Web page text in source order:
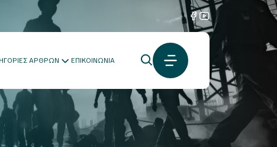
ΑΡΘΡΩΝ ΕΠΙΚΟΙΝΩΝΙΑ